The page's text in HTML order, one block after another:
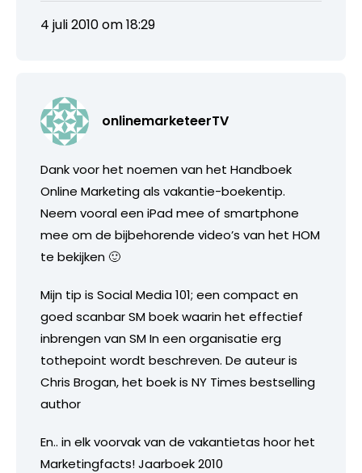
4 juli 2010 om 18:29
onlinemarketeerTV
Dank voor het noemen van het Handboek
Online Marketing als vakantie-boekentip.
Neem vooral een iPad mee of smartphone
mee om de bijbehorende video’s van het HOM
te bekijken 🙂
Mijn tip is Social Media 101; een compact en
goed scanbar SM boek waarin het effectief
inbrengen van SM In een organisatie erg
tothepoint wordt beschreven. De auteur is
Chris Brogan, het boek is NY Times bestselling
author
En.. in elk voorvak van de vakantietas hoor het
Marketingfacts! Jaarboek 2010